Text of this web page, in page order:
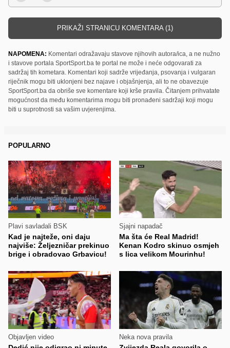
PRIKAŽI STRANICU KOMENTARA (1)
NAPOMENA: Komentari odražavaju stavove njihovih autora/ica, a ne nužno
i stavove portala SportSport.ba te portal ne može i neće odgovarati za
sadržaj tih kometara. Komentari koji sadrže vrijeđanja, psovanja i vulgaran
riječnik mogu biti uklonjeni bez najave i objašnjenja, ali to ne obavezuje
SportSport.ba da obriše sve komentare koji krše pravila. Čitanjem prihvatate
mogućnost da među komentarima mogu biti pronađeni sadržaji koji mogu
biti u suprotnosti sa vašim uvjerenjima.
POPULARNO
Plavi savladali BSK
Kad je najteže, oni daju
najviše: Željezničar prekinuo
brige i obradovao Grbavicu!
Sjajni napadač
Ma šta će Real Madrid!
Kenan Kodro skinuo osmjeh
s lica velikom Mourinhu!
Objavljen video Neka nova pravila